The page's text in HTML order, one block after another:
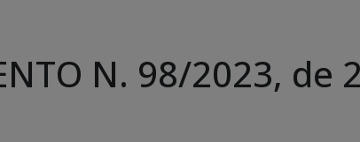
N. 98/2023,